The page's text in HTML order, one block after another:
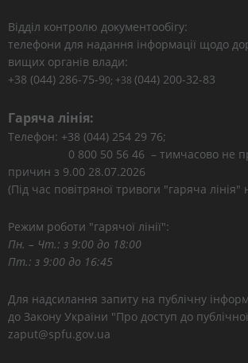
Відділ контролю документообігу:
телефони для надання інформації щодо
вищих органів влади:
+38 (044) 286-75-90; +38 (044) 200-32-83
Гаряча лінія:
Телефон: +38 (044) 254 29 76;
0 800 50 56 46 – тимчасово не
причин з 9.00 28.07.2026
(Під час повітряної тривоги "гаряча
Режим роботи "гарячої лінії":
Пн. – Чт.: з 9:00 до 18:00
Пт.: з 9:00 до 16:45
Для надсилання запиту на публічну
до Закону України "Про доступ до
zaput@spfu.gov.ua